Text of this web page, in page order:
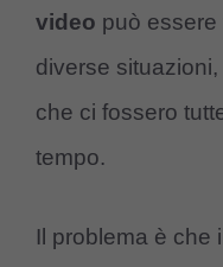
video può essere
diverse
che ci fossero
tempo.
Il problema è che